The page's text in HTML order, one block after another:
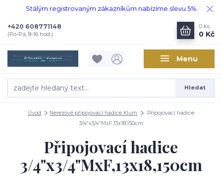
Stálým registrovaným zákazníkům nabízíme slevu 5%
Menu
Hledat
+420 608771148
(Po-Pá, 8-16 hod.)
0 ks
0 Kč
Úvod Nerezové připojovací hadice Klum
Připojovací hadice
3/4"x3/4"MxF,13x18,150cm
Připojovací hadice
3/4"x3/4"MxF,13x18,150cm